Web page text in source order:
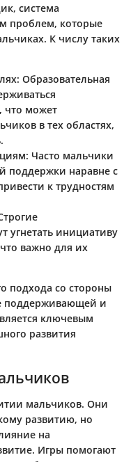
система
проблем, которые
К числу таких
Образовательная
что может
в тех областях,
Часто мальчики
поддержки наравне с
к трудностям
угнетать инициативу
важно для их
подхода со стороны
поддерживающей и
ключевым
развития
мальчиков. Они
развитию, но
на
Игры помогают